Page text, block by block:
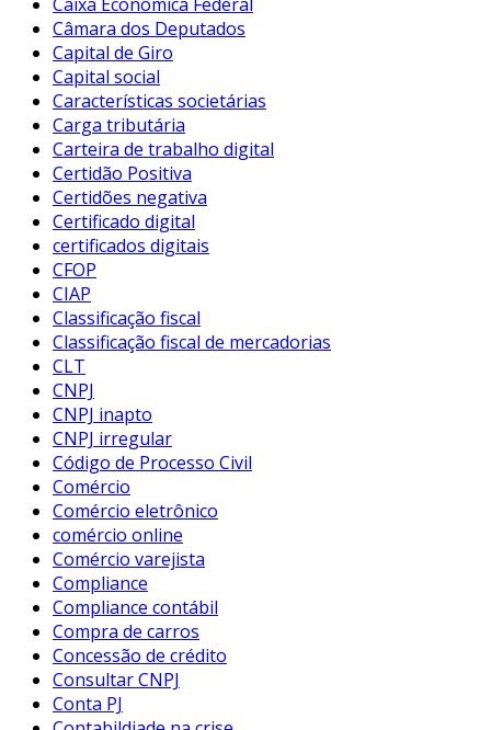
Câmara dos Deputados
Capital de Giro
Capital social
Características societárias
Carga tributária
Carteira de trabalho digital
Certidão Positiva
Certidões negativa
Certificado digital
certificados digitais
CFOP
CIAP
Classificação fiscal
Classificação fiscal de mercadorias
CLT
CNPJ
CNPJ inapto
CNPJ irregular
Código de Processo Civil
Comércio
Comércio eletrônico
comércio online
Comércio varejista
Compliance
Compliance contábil
Compra de carros
Concessão de crédito
Consultar CNPJ
Conta PJ